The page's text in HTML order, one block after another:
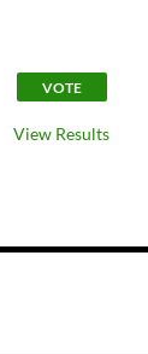
View Results